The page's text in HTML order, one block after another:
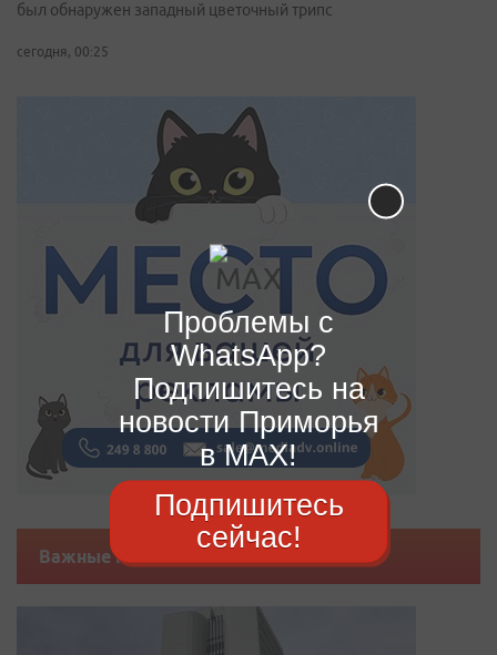
был обнаружен западный цветочный трипс
сегодня, 00:25
Важные новости
Проблемы с
WhatsApp?
Подпишитесь на
новости Приморья
в MAX!
Подпишитесь
сейчас!